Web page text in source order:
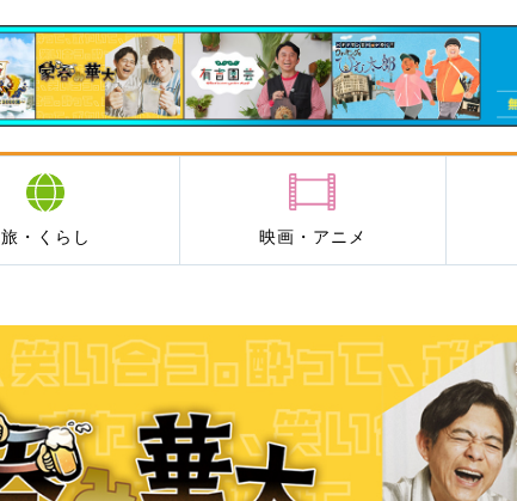
旅・くらし 映画・アニメ